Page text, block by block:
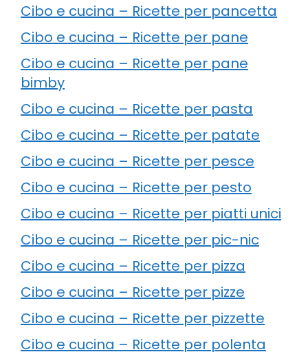
Cibo e cucina – Ricette per pancetta
Cibo e cucina – Ricette per pane
Cibo e cucina – Ricette per pane
bimby
Cibo e cucina – Ricette per pasta
Cibo e cucina – Ricette per patate
Cibo e cucina – Ricette per pesce
Cibo e cucina – Ricette per pesto
Cibo e cucina – Ricette per piatti unici
Cibo e cucina – Ricette per pic-nic
Cibo e cucina – Ricette per pizza
Cibo e cucina – Ricette per pizze
Cibo e cucina – Ricette per pizzette
Cibo e cucina – Ricette per polenta